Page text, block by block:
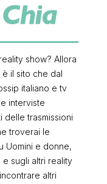
show? Allora
il sito che dal
italiano e tv
interviste
delle trasmissioni
troverai le
Uomini e donne,
e sugli altri reality
altri